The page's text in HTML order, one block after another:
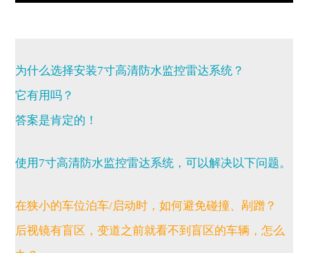
为什么选择安装7寸高清防水监控雷达系统？
它有用吗？
答案是肯定的！
使用7寸高清防水监控雷达系统，可以解决以下问题。
在狭小的车位泊车/启动时，如何避免碰撞、剐蹭？
后视镜有盲区，变道之前就看不到盲区的车辆，怎么